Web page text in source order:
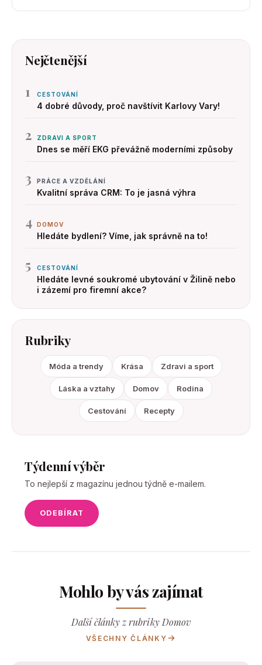
Nejčtenější
1 CESTOVÁNÍ
4 dobré důvody, proč navštívit Karlovy Vary!
2 ZDRAVI A SPORT
Dnes se měří EKG převážně moderními způsoby
3 PRÁCE A VZDĚLÁNÍ
Kvalitní správa CRM: To je jasná výhra
4 DOMOV
Hledáte bydlení? Víme, jak správně na to!
5 CESTOVÁNÍ
Hledáte levné soukromé ubytování v Žilině nebo
i zázemí pro firemní akce?
Rubriky
Móda a trendy Krása Zdravi a sport
Láska a vztahy Domov Rodina
Cestování Recepty
Týdenní výběr
To nejlepší z magazínu jednou týdně e-mailem.
ODEBÍRAT
Mohlo by vás zajímat
Další články z rubriky Domov
VŠECHNY ČLÁNKY